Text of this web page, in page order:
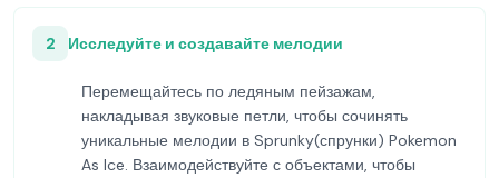
2 Исследуйте и создавайте мелодии
Перемещайтесь по ледяным пейзажам,
накладывая звуковые петли, чтобы сочинять
уникальные мелодии в Sprunky(спрунки) Pokemon
As Ice. Взаимодействуйте с объектами, чтобы